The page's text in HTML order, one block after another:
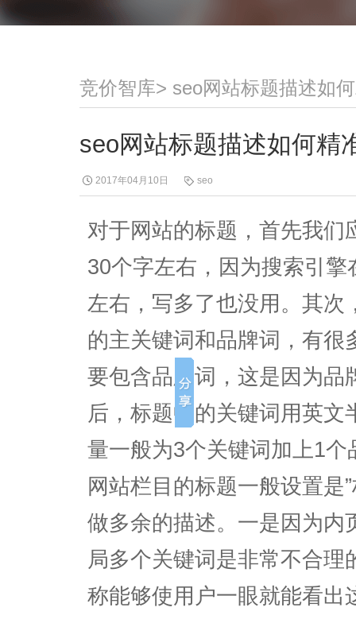
竞价智库> seo网站标题描述如
seo网站标题描述如何精
2017年04月10日 seo
对于网站的标题，首先我
30个字左右，因为搜索引
左右，写多了也没用。其次
的主关键词和品牌词，有
要包含品牌词，这是因为品
后，标题中的关键词用英
量一般为3个关键词加上1
网站栏目的标题一般设置是
做多余的描述。一是因为内
局多个关键词是非常不合
称能够使用户一眼就能看出